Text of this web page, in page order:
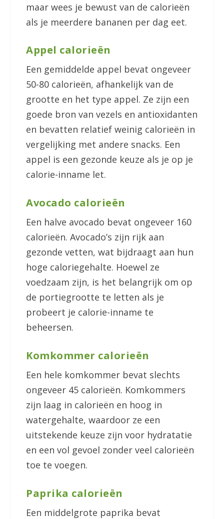
maar wees je bewust van de calorieën
als je meerdere bananen per dag eet.
Appel calorieën
Een gemiddelde appel bevat ongeveer
50-80 calorieën, afhankelijk van de
grootte en het type appel. Ze zijn een
goede bron van vezels en antioxidanten
en bevatten relatief weinig calorieën in
vergelijking met andere snacks. Een
appel is een gezonde keuze als je op je
calorie-inname let.
Avocado calorieën
Een halve avocado bevat ongeveer 160
calorieën. Avocado’s zijn rijk aan
gezonde vetten, wat bijdraagt aan hun
hoge caloriegehalte. Hoewel ze
voedzaam zijn, is het belangrijk om op
de portiegrootte te letten als je
probeert je calorie-inname te
beheersen.
Komkommer calorieën
Een hele komkommer bevat slechts
ongeveer 45 calorieën. Komkommers
zijn laag in calorieën en hoog in
watergehalte, waardoor ze een
uitstekende keuze zijn voor hydratatie
en een vol gevoel zonder veel calorieën
toe te voegen.
Paprika calorieën
Een middelgrote paprika bevat